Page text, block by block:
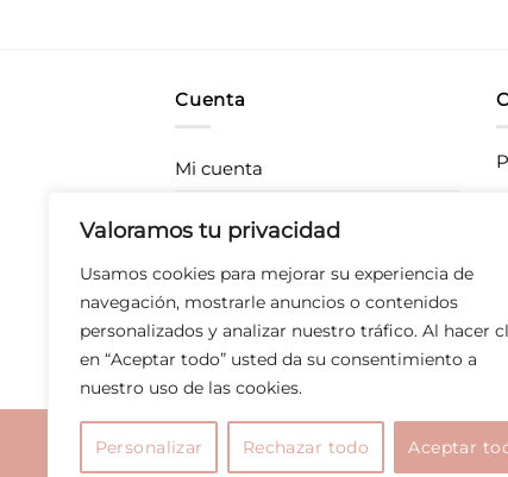
Valoramos tu privacidad
Usamos cookies para mejorar su experiencia de
navegación, mostrarle anuncios o contenidos
personalizados y analizar nuestro tráfico. Al hacer
en “Aceptar todo” usted da su consentimiento a
nuestro uso de las cookies.
Personalizar Rechazar todo Aceptar
Cuenta
Mi cuenta
Devoluciones
Derecho de desistimiento
Aviso legal|